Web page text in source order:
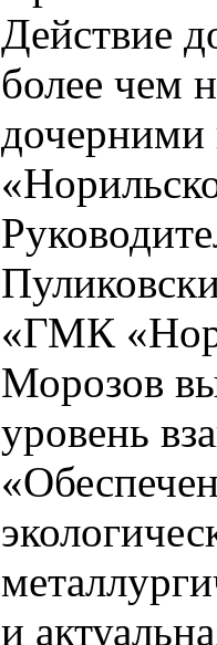
Действие
более чем
«ГМК
Морозов
уровень
и